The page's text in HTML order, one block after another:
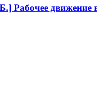
Рабочее движение